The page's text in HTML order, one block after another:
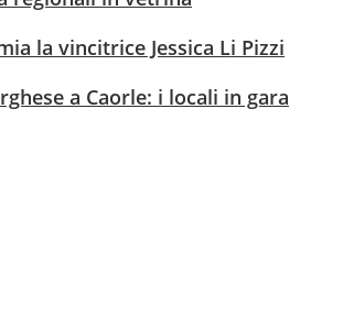
la vincitrice Jessica Li Pizzi
a Caorle: i locali in gara